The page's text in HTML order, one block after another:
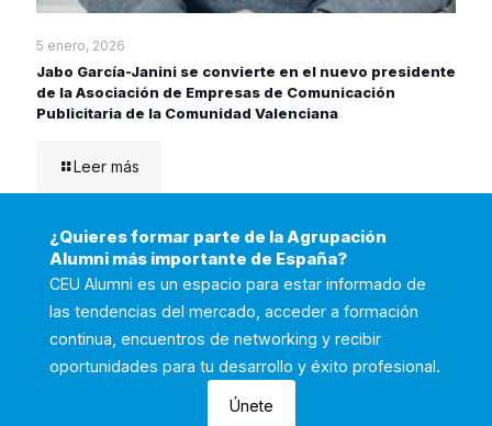
5 enero, 2026
Jabo García-Janini se convierte en el nuevo presidente
de la Asociación de Empresas de Comunicación
Publicitaria de la Comunidad Valenciana
Leer más
¿Quieres formar parte de la Agrupación
Alumni más importante de España?
CEU Alumni es un espacio para estar informado de
las tendencias del mercado, acceder a formación
continua, encuentros de networking y recibir
oportunidades para tu desarrollo y éxito profesional.
Únete